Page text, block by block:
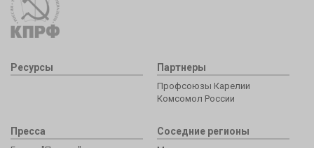
Ресурсы Партнеры
Профсоюзы Карелии
Комсомол России
Пресса Соседние регионы